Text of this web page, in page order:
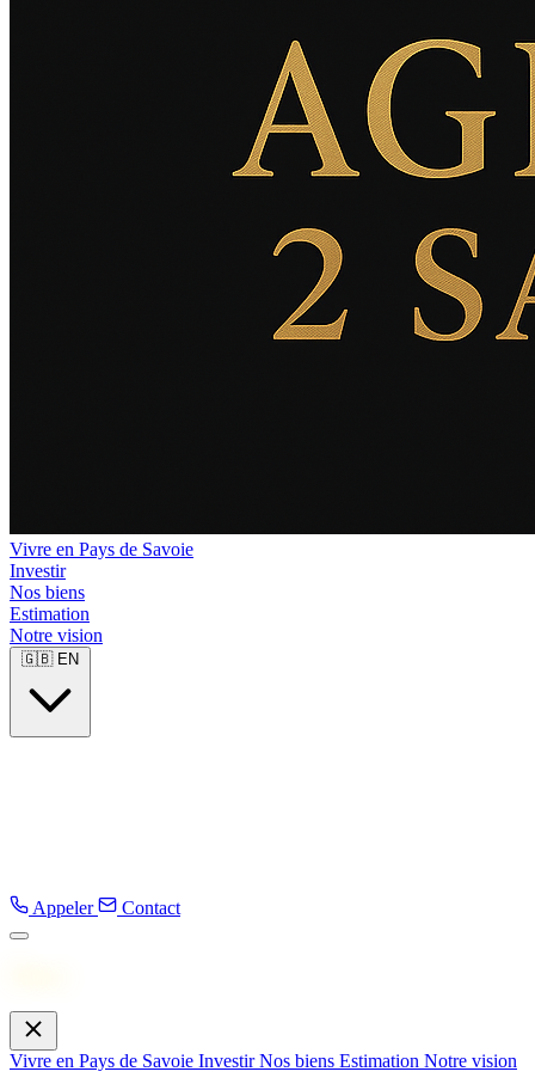
Vivre en Pays de Savoie
Investir
Nos biens
Estimation
Notre vision
🇬🇧 EN
Appeler Contact
Vivre en Pays de Savoie InvestirNos biens Estimation Notre vision